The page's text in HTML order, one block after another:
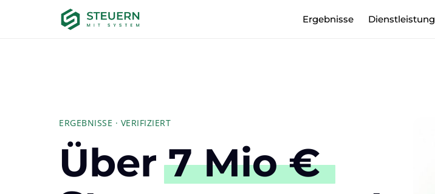
Ergebnisse Dienstleistung
ERGEBNISSE · VERIFIZIERT
Über 7 Mio
€